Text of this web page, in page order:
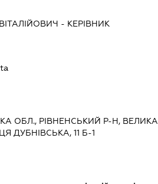
- КЕРІВНИК
ОБЛ., РІВНЕНСЬКИЙ Р-Н, ВЕЛИКА
ДУБНІВСЬКА, 11 Б-1